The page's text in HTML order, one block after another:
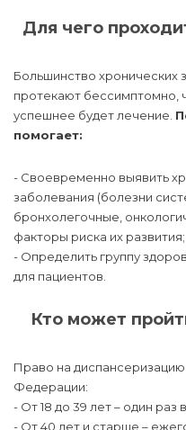
Для чего
Большинство хронических
протекают бессимптомно,
успешнее будет лечение.
помогает:
- Своевременно выявить
заболевания (болезни
бронхолегочные,
факторы риска их развития;
- Определить группу
для пациентов.
Кто может
Право на
Федерации:
- От 18 до 39 лет – один раз
- От 40 лет и старше –